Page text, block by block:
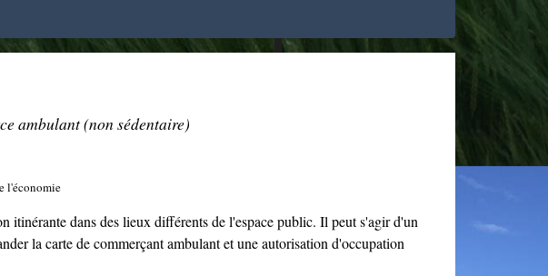
ambulant (non sédentaire)
l'économie
itinérante dans des lieux différents de l'espace public. Il peut s'agir d'un
la carte de commerçant ambulant et une autorisation d'occupation